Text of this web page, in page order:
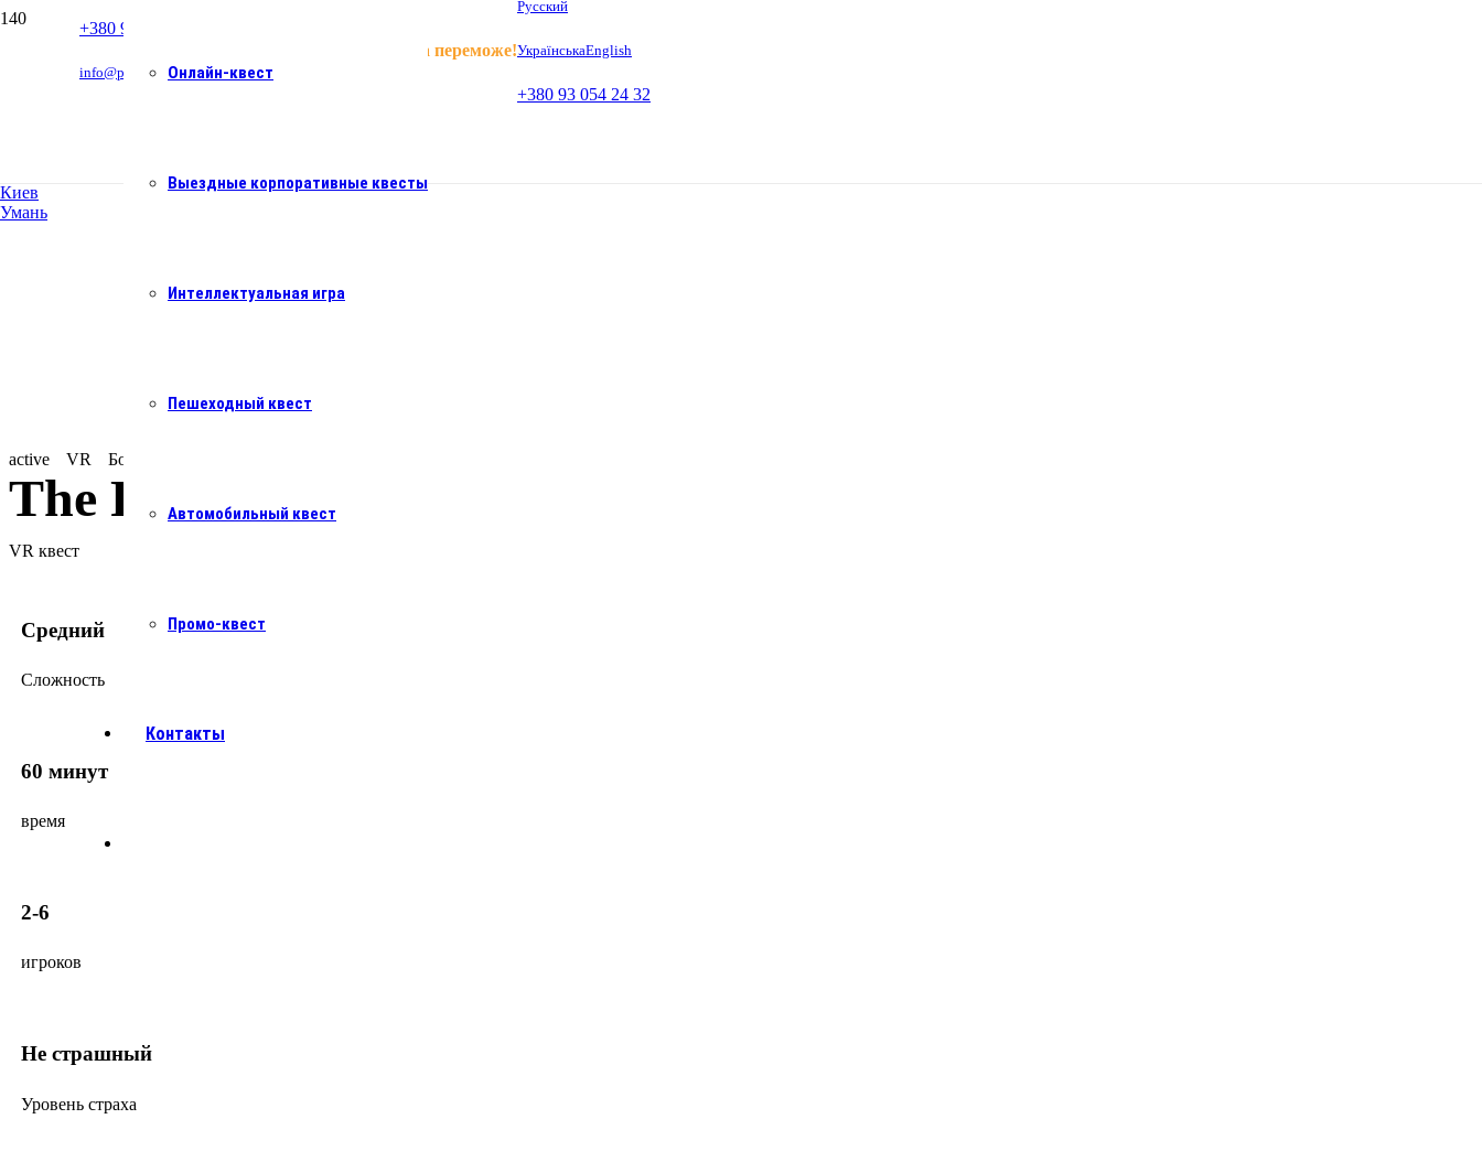
+380 93 054 24 32
info@podzamkom.ua
Квести працюють. Україна переможе!
Русский
УкраїнськаEnglish
+380 93 054 24 32
Онлайн-квест
Выездные корпоративные квесты
Интеллектуальная игра
Пешеходный квест
Автомобильный квест
Промо-квест
Контакты
Киев
Умань
active VR Большая компания
The Prison
VR квест
Средний
Сложность
60 минут
время
2-6
игроков
Не страшный
Уровень страха